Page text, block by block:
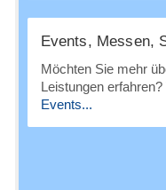
Events, Messen,
Möchten Sie mehr
Leistungen erfahren?
Events...